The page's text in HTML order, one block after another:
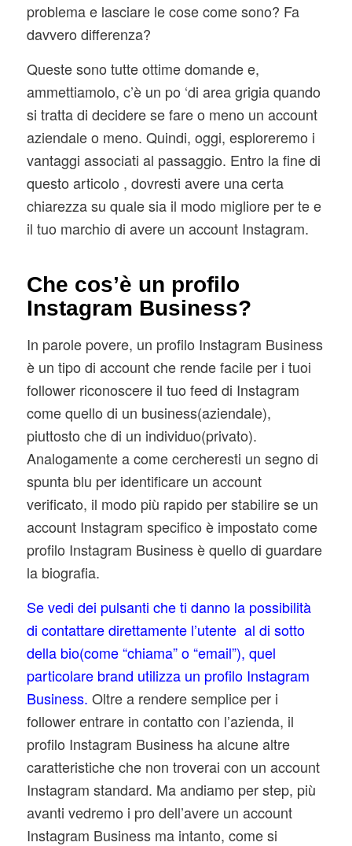
problema e lasciare le cose come sono? Fa
davvero differenza?
Queste sono tutte ottime domande e,
ammettiamolo, c’è un po ‘di area grigia quando
si tratta di decidere se fare o meno un account
aziendale o meno. Quindi, oggi, esploreremo i
vantaggi associati al passaggio. Entro la fine di
questo articolo , dovresti avere una certa
chiarezza su quale sia il modo migliore per te e
il tuo marchio di avere un account Instagram.
Che cos’è un profilo
Instagram Business?
In parole povere, un profilo Instagram Business
è un tipo di account che rende facile per i tuoi
follower riconoscere il tuo feed di Instagram
come quello di un business(aziendale),
piuttosto che di un individuo(privato).
Analogamente a come cercheresti un segno di
spunta blu per identificare un account
verificato, il modo più rapido per stabilire se un
account Instagram specifico è impostato come
profilo Instagram Business è quello di guardare
la biografia.
Se vedi dei pulsanti che ti danno la possibilità
di contattare direttamente l’utente al di sotto
della bio(come “chiama” o “email”), quel
particolare brand utilizza un profilo Instagram
Business. Oltre a rendere semplice per i
follower entrare in contatto con l’azienda, il
profilo Instagram Business ha alcune altre
caratteristiche che non troverai con un account
Instagram standard. Ma andiamo per step, più
avanti vedremo i pro dell’avere un account
Instagram Business ma intanto, come si